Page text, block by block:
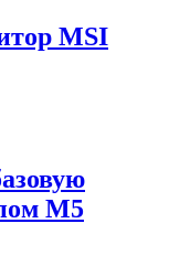
MSI
M5